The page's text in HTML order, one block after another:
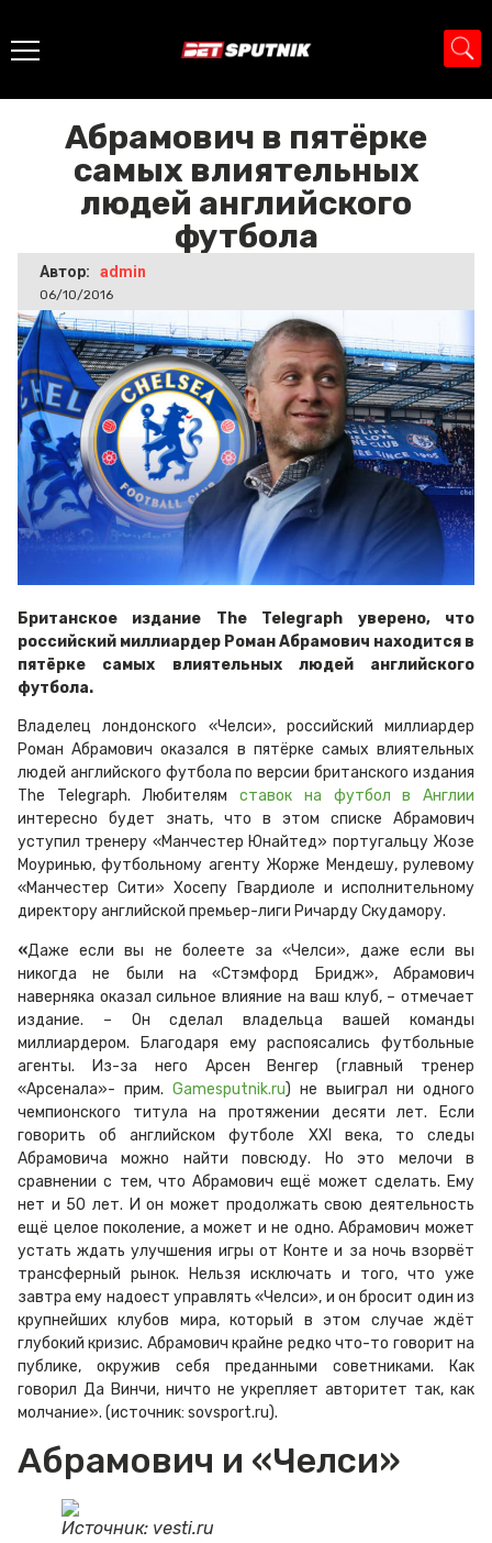
Абрамович в пятёрке
самых влиятельных
людей английского
футбола
Автор: admin
06/10/2016
Британское издание The Telegraph уверено, что
российский миллиардер Роман Абрамович находится в
пятёрке самых влиятельных людей английского
футбола.
Владелец лондонского «Челси», российский миллиардер
Роман Абрамович оказался в пятёрке самых влиятельных
людей английского футбола по версии британского издания
The Telegraph. Любителямставок на футбол в Англии
интересно будет знать, что в этом списке Абрамович
уступил тренеру «Манчестер Юнайтед» португальцу Жозе
Моуринью, футбольному агенту Жорже Мендешу, рулевому
«Манчестер Сити» Хосепу Гвардиоле и исполнительному
директору английской премьер-лиги Ричарду Скудамору.
«Даже если вы не болеете за «Челси», даже если вы
никогда не были на «Стэмфорд Бридж», Абрамович
наверняка оказал сильное влияние на ваш клуб, – отмечает
издание. – Он сделал владельца вашей команды
миллиардером. Благодаря ему распоясались футбольные
агенты. Из-за него Арсен Венгер (главный тренер
«Арсенала»- прим. Gamesputnik.ru) не выиграл ни одного
чемпионского титула на протяжении десяти лет. Если
говорить об английском футболе XXI века, то следы
Абрамовича можно найти повсюду. Но это мелочи в
сравнении с тем, что Абрамович ещё может сделать. Ему
нет и 50 лет. И он может продолжать свою деятельность
ещё целое поколение, а может и не одно. Абрамович может
устать ждать улучшения игры от Конте и за ночь взорвёт
трансферный рынок. Нельзя исключать и того, что уже
завтра ему надоест управлять «Челси», и он бросит один из
крупнейших клубов мира, который в этом случае ждёт
глубокий кризис. Абрамович крайне редко что-то говорит на
публике, окружив себя преданными советниками. Как
говорил Да Винчи, ничто не укрепляет авторитет так, как
молчание». (источник: sovsport.ru).
Абрамович и «Челси»
Источник: vesti.ru